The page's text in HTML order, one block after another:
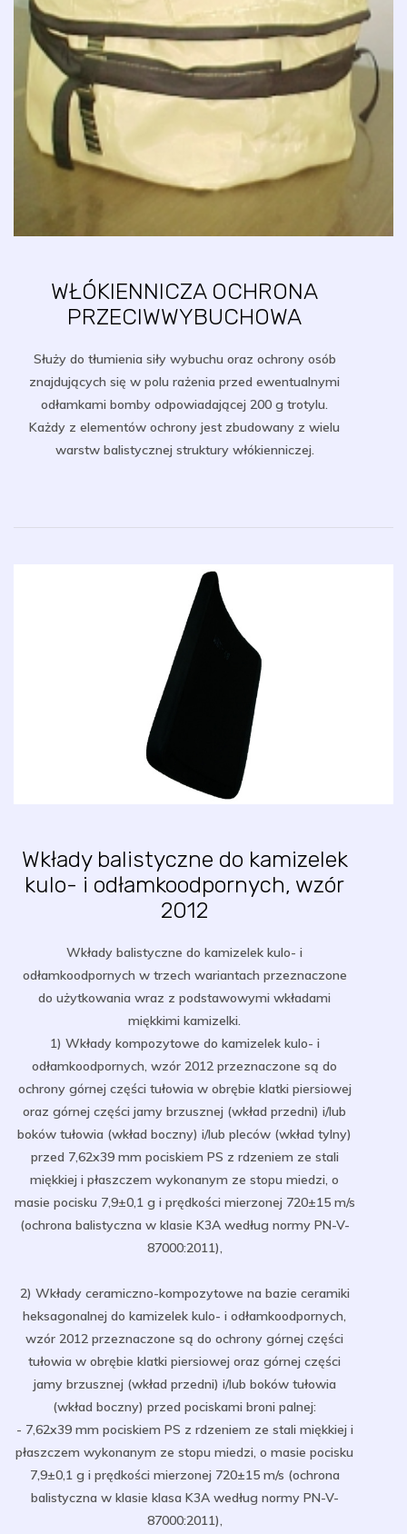
WŁÓKIENNICZA OCHRONA
PRZECIWWYBUCHOWA
Służy do tłumienia siły wybuchu oraz ochrony osób
znajdujących się w polu rażenia przed ewentualnymi
odłamkami bomby odpowiadającej 200 g trotylu.
Każdy z elementów ochrony jest zbudowany z wielu
warstw balistycznej struktury włókienniczej.
Wkłady balistyczne do kamizelek
kulo- i odłamkoodpornych, wzór
2012
Wkłady balistyczne do kamizelek kulo- i
odłamkoodpornych w trzech wariantach przeznaczone
do użytkowania wraz z podstawowymi wkładami
miękkimi kamizelki.
1) Wkłady kompozytowe do kamizelek kulo- i
odłamkoodpornych, wzór 2012 przeznaczone są do
ochrony górnej części tułowia w obrębie klatki piersiowej
oraz górnej części jamy brzusznej (wkład przedni) i/lub
boków tułowia (wkład boczny) i/lub pleców (wkład tylny)
przed 7,62x39 mm pociskiem PS z rdzeniem ze stali
miękkiej i płaszczem wykonanym ze stopu miedzi, o
masie pocisku 7,9±0,1 g i prędkości mierzonej 720±15 m/s
(ochrona balistyczna w klasie K3A według normy PN-V-
87000:2011),
2) Wkłady ceramiczno-kompozytowe na bazie ceramiki
heksagonalnej do kamizelek kulo- i odłamkoodpornych,
wzór 2012 przeznaczone są do ochrony górnej części
tułowia w obrębie klatki piersiowej oraz górnej części
jamy brzusznej (wkład przedni) i/lub boków tułowia
(wkład boczny) przed pociskami broni palnej:
- 7,62x39 mm pociskiem PS z rdzeniem ze stali miękkiej i
płaszczem wykonanym ze stopu miedzi, o masie pocisku
7,9±0,1 g i prędkości mierzonej 720±15 m/s (ochrona
balistyczna w klasie klasa K3A według normy PN-V-
87000:2011),